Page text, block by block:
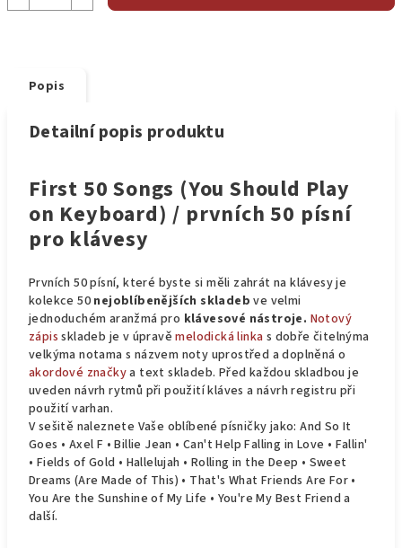
Popis
Detailní popis produktu
First 50 Songs (You Should Play
on Keyboard) / prvních 50 písní
pro klávesy
Prvních 50 písní, které byste si měli zahrát na klávesy je
kolekce 50 nejoblíbenějších skladeb ve velmi
jednoduchém aranžmá pro klávesové nástroje. Notový
zápis skladeb je v úpravěmelodická linka s dobře čitelnýma
velkýma notama s názvem noty uprostřed a doplněná o
akordové značkya text skladeb. Před každou skladbou je
uveden návrh rytmů při použití kláves a návrh registru při
použití varhan.
V sešitě naleznete Vaše oblíbené písničky jako: And So It
Goes • Axel F • Billie Jean • Can't Help Falling in Love • Fallin'
• Fields of Gold • Hallelujah • Rolling in the Deep • Sweet
Dreams (Are Made of This) • That's What Friends Are For •
You Are the Sunshine of My Life • You're My Best Friend a
další.